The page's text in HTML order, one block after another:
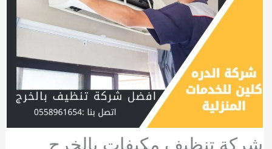
شركة تنظيف مكيفات بالخرج